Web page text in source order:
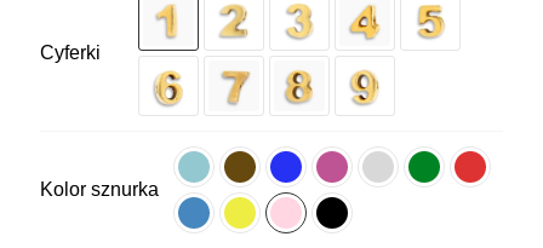
Cyferki
Kolor sznurka